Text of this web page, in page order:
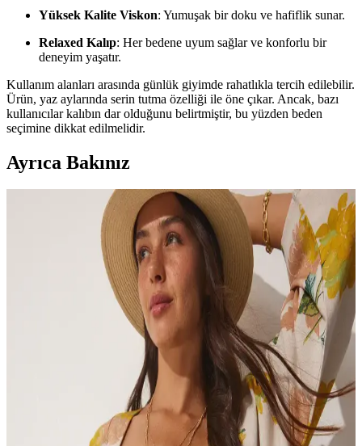
Yüksek Kalite Viskon: Yumuşak bir doku ve hafiflik sunar.
Relaxed Kalıp: Her bedene uyum sağlar ve konforlu bir
deneyim yaşatır.
Kullanım alanları arasında günlük giyimde rahatlıkla tercih edilebilir.
Ürün, yaz aylarında serin tutma özelliği ile öne çıkar. Ancak, bazı
kullanıcılar kalıbın dar olduğunu belirtmiştir, bu yüzden beden
seçimine dikkat edilmelidir.
Ayrıca Bakınız
Bigdart 5833 Fırfırlı Kimono Siyah: Şık ve Rahat
Günlük Kullanım İçin Uygun Tasarım
Bigdart 5833 Fırfırlı Kimono, %100 polyester, siyah renk, hafif ve
şık tasarımıyla günlük ve yaz aylarında tercih edilebilir. Bakım ve
kullanım detaylarına dikkat edilmelidir.
Orfeo Negro Nakışlı Kimono Ceket: Zarif ve Rahat
Günlük Giyim Parçası
Orfeo Negro'nun nakış detaylı kimono ceketi, hafif ve nefes alabilir
yapısıyla günlük kullanım için ideal, şık ve rahat bir seçenektir.
Happiness İstanbul Kadın Bej Mavi Desenli Keten
Viskon Kimono Şıklık ve Fonksiyonellik Sunar